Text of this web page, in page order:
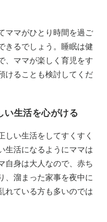
ママがひとり時間を過ご
きるでしょう。睡眠は健
、ママが楽しく育児をす
けることも検討してくだ
い生活を心がける
しい生活をしてすくすく
生活になるようにママは
自身は大人なので、赤ち
、溜まった家事を夜中に
れている方も多いのでは